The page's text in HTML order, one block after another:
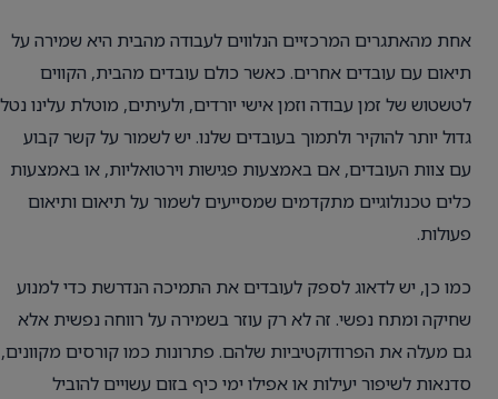
אחת מהאתגרים המרכזיים הנלווים לעבודה מהבית היא שמירה על
תיאום עם עובדים אחרים. כאשר כולם עובדים מהבית, הקווים
לטשטוש של זמן עבודה וזמן אישי יורדים, ולעיתים, מוטלת עלינו נטל
גדול יותר להוקיר ולתמוך בעובדים שלנו. יש לשמור על קשר קבוע
עם צוות העובדים, אם באמצעות פגישות וירטואליות, או באמצעות
כלים טכנולוגיים מתקדמים שמסייעים לשמור על תיאום ותיאום
פעולות.
כמו כן, יש לדאוג לספק לעובדים את התמיכה הנדרשת כדי למנוע
שחיקה ומתח נפשי. זה לא רק עוזר בשמירה על רווחה נפשית אלא
גם מעלה את הפרודוקטיביות שלהם. פתרונות כמו קורסים מקוונים,
סדנאות לשיפור יעילות או אפילו ימי כיף בזום עשויים להוביל